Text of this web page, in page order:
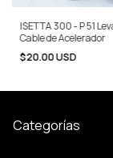
ISETTA 300 - P 51
Cable de Acelerador
$20.00 USD
Categorías